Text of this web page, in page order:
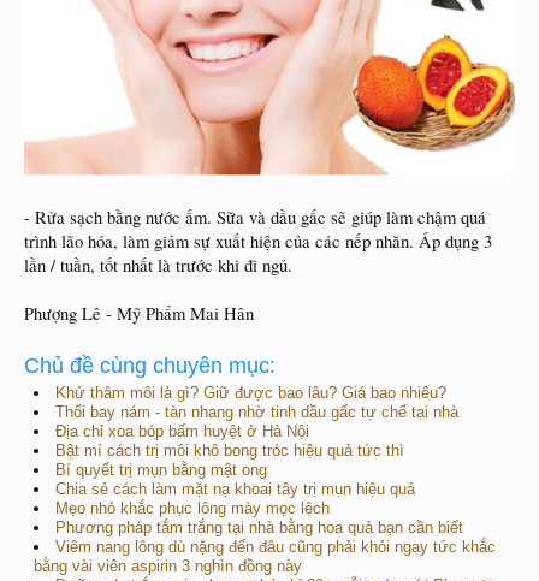
- Rửa sạch bằng nước ấm. Sữa và dầu gấc sẽ giúp làm chậm quá
trình lão hóa, làm giảm sự xuất hiện của các nếp nhăn. Áp dụng 3
lần / tuần, tốt nhất là trước khi đi ngủ.
Phượng Lê - Mỹ Phẩm Mai Hân
Chủ đề cùng chuyên mục:
Khử thâm môi là gì? Giữ được bao lâu? Giá bao nhiêu?
Thổi bay nám - tàn nhang nhờ tinh dầu gấc tự chế tại nhà
Địa chỉ xoa bóp bấm huyệt ở Hà Nội
Bật mí cách trị môi khô bong tróc hiệu quả tức thì
Bí quyết trị mụn bằng mật ong
Chia sẻ cách làm mặt nạ khoai tây trị mụn hiệu quả
Mẹo nhỏ khắc phục lông mày mọc lệch
Phương pháp tắm trắng tại nhà bằng hoa quả bạn cần biết
Viêm nang lông dù nặng đến đâu cũng phải khỏi ngay tức khắc
bằng vài viên aspirin 3 nghìn đồng này